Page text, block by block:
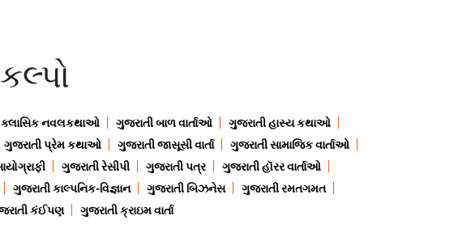
ક્લાસિક નવલકથાઓ ગુજરાતી બાળ વાર્તાઓ
ગુજરાતી હાસ્ય કથાઓ
ગુજરાતી પ્રેમ કથાઓ ગુજરાતી જાસૂસી વાર્તા
ગુજરાતી સામાજિક વાર્તાઓ
ગુજરાતી રેસીપી ગુજરાતી પત્ર
ગુજરાતી હૉરર વાર્તાઓ
ગુજરાતી કાલ્પનિક-વિજ્ઞાન ગુજરાતી બિઝનેસ
ગુજરાતી રમતગમત
કંઈપણ ગુજરાતી ક્રાઇમ વાર્તા